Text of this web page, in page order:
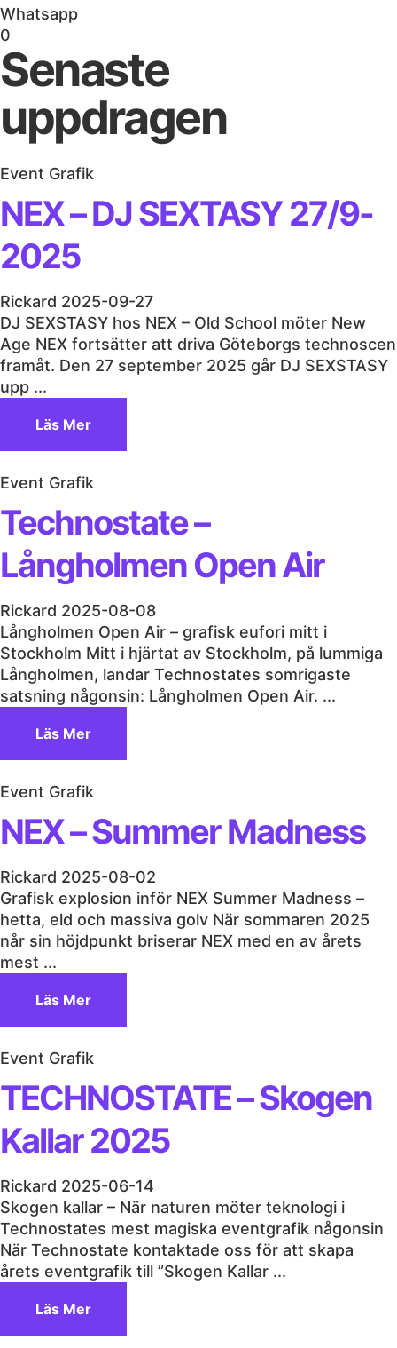
Whatsapp
0
Senaste
uppdragen
Event Grafik
NEX – DJ SEXTASY 27/9-
2025
Rickard 2025-09-27
DJ SEXSTASY hos NEX – Old School möter New
Age NEX fortsätter att driva Göteborgs technoscen
framåt. Den 27 september 2025 går DJ SEXSTASY
upp ...
Läs Mer
Event Grafik
Technostate –
Långholmen Open Air
Rickard 2025-08-08
Långholmen Open Air – grafisk eufori mitt i
Stockholm Mitt i hjärtat av Stockholm, på lummiga
Långholmen, landar Technostates somrigaste
satsning någonsin: Långholmen Open Air. ...
Läs Mer
Event Grafik
NEX – Summer Madness
Rickard 2025-08-02
Grafisk explosion inför NEX Summer Madness –
hetta, eld och massiva golv När sommaren 2025
når sin höjdpunkt briserar NEX med en av årets
mest ...
Läs Mer
Event Grafik
TECHNOSTATE – Skogen
Kallar 2025
Rickard 2025-06-14
Skogen kallar – När naturen möter teknologi i
Technostates mest magiska eventgrafik någonsin
När Technostate kontaktade oss för att skapa
årets eventgrafik till ”Skogen Kallar ...
Läs Mer